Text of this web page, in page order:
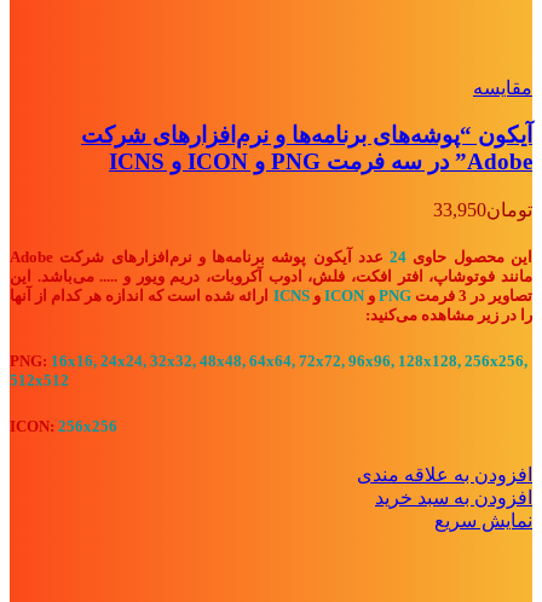
مقايسه
آیکون “پوشه‌های برنامه‌ها و نرم‌افزارهای شرکت
Adobe” در سه فرمت PNG و ICON و ICNS
تومان33,950
این محصول حاوی 24
عدد آیکون پوشه برنامه‌ها و نرم‌افزارهای شرکت Adobe
مانند فوتوشاپ، افتر افکت، فلش، ادوب آکروبات، دریم ویور و .....می‌باشد. این
تصاویر در 3 فرمت
PNG وICON وICNS ارائه شده است که اندازه هر کدام از آنها
را در زیر مشاهده می‌کنید:
PNG: 16x16, 24x24, 32x32, 48x48, 64x64, 72x72, 96x96, 128x128, 256x256,
512x512
ICON: 256x256
افزودن به علاقه مندی
افزودن به سبد خرید
نمایش سریع